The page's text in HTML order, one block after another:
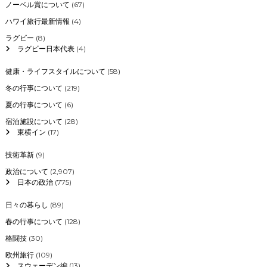
ノーベル賞について (67)
ハワイ旅行最新情報 (4)
ラグビー (8)
ラグビー日本代表 (4)
健康・ライフスタイルについて (58)
冬の行事について (219)
夏の行事について (6)
宿泊施設について (28)
東横イン (17)
技術革新 (9)
政治について (2,907)
日本の政治 (775)
日々の暮らし (89)
春の行事について (128)
格闘技 (30)
欧州旅行 (109)